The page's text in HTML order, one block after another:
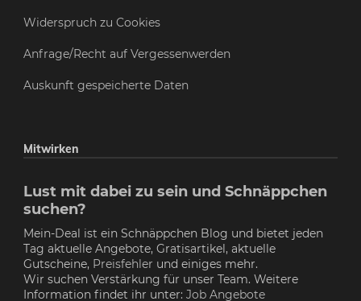
Widerspruch zu Cookies
Anfrage/Recht auf Vergessenwerden
Auskunft gespeicherte Daten
Mitwirken
Lust mit dabei zu sein und Schnäppchen
suchen?
Mein-Deal ist ein Schnäppchen Blog und bietet jeden
Tag aktuelle Angebote, Gratisartikel, aktuelle
Gutscheine, Preisfehler und einiges mehr.
Wir suchen Verstärkung für unser Team. Weitere
Information findet ihr unter: Job Angebote